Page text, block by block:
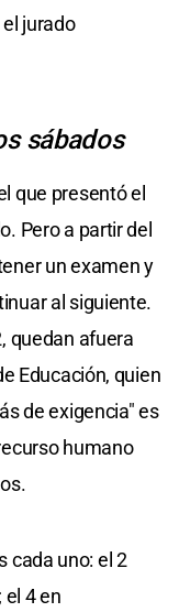
jurado
sábados
que presentó el
Pero a partir del
un examen y
al siguiente.
quedan afuera
Educación, quien
de exigencia" es
humano
cada uno: el 2
el 4 en